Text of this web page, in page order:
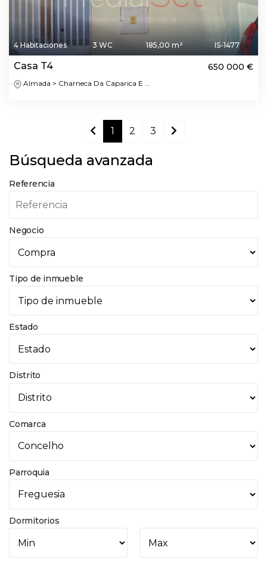
4 Habitaciones 3 WC 185,00 m² IS-1477
Casa T4 650 000 €
Almada > Charneca Da Caparica E ...
1 2 3
Búsqueda avanzada
Referencia
Negocio
Tipo de inmueble
Estado
Distrito
Comarca
Parroquia
Dormitorios